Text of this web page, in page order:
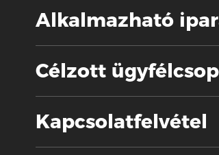
Alkalmazható
Célzott
Kapcsolatfelvétel